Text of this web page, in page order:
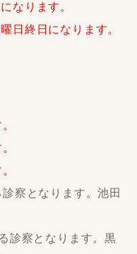
なります。
日終日になります。
察となります。池田
診察となります。黒